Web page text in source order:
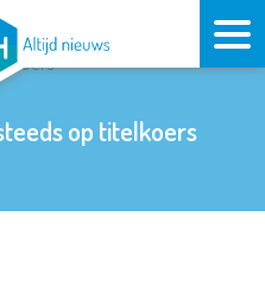
op titelkoers